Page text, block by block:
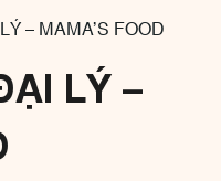
– MAMA’S FOOD
LÝ –